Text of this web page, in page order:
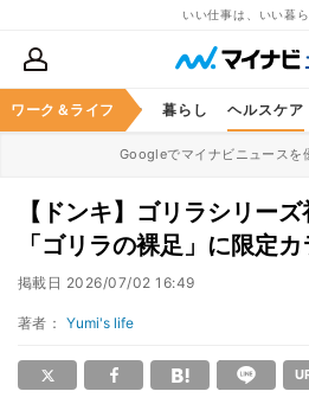
いい仕事は、いい暮
ワーク＆ライフ
ススキル マネー 暮らし ヘルスケア
Googleでマイナビニュースを
【ドンキ】ゴリラシリー
「ゴリラの裸足」に限定
掲載日 2026/07/02 16:49
著者： Yumi's life